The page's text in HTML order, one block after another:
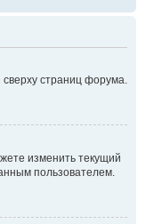
страниц форума.
изменить текущий
пользователем.